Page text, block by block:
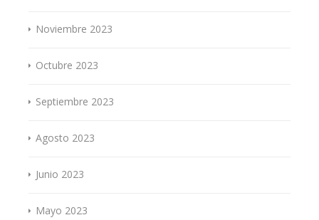
Noviembre 2023
Octubre 2023
Septiembre 2023
Agosto 2023
Junio 2023
Mayo 2023